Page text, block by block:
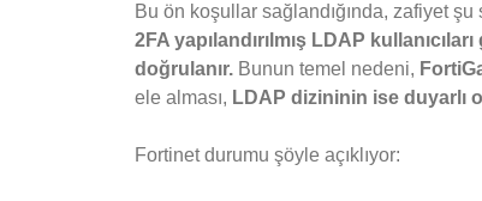
Bu ön koşullar sağlandığında, zafiyet
2FA yapılandırılmış LDAP
doğrulanır. Bunun temel nedeni,
ele alması, LDAP dizininin ise duyarlı
Fortinet durumu şöyle açıklıyor: